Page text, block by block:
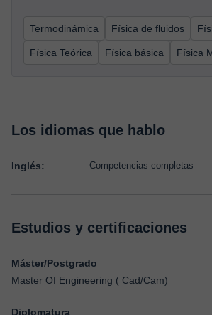
Termodinámica Física de fluidos
Física Teórica Física básica Física
Los idiomas que hablo
Inglés: Competencias completas
Estudios y certificaciones
Máster/Postgrado
Master Of Engineering ( Cad/Cam)
Diplomatura